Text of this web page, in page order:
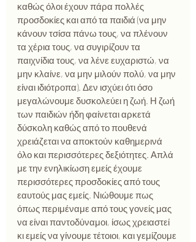
καθώς όλοι έχουν πάρα πολλές
προσδοκίες και από τα παιδιά (να μην
κάνουν τσίσα πάνω τους, να πλένουν
τα χέρια τους, να συγιρίζουν τα
παιχνίδια τους, να λένε ευχαριστώ, να
μην κλαίνε, να μην μιλούν πολύ, να μην
είναι ιδιότροπα). Δεν ισχύει ότι όσο
μεγαλώνουμε δυσκολεύει η ζωή. Η ζωή
των παιδιών ήδη φαίνεται αρκετά
δύσκολη καθώς από το πουθενά
χρειάζεται να αποκτούν καθημερινά
όλο και περισσότερες δεξιότητες. Απλά
με την ενηλικίωση εμείς έχουμε
περισσότερες προσδοκίες από τους
εαυτούς μας εμείς. Νιώθουμε πως
όπως περιμέναμε από τους γονείς μας
να είναι παντοδύναμοι, ίσως χρειαστεί
κι εμείς να γίνουμε τέτοιοι, και γεμίζουμε